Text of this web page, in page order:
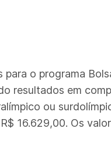
para o programa
resultados em
ou
16.629,00. Os